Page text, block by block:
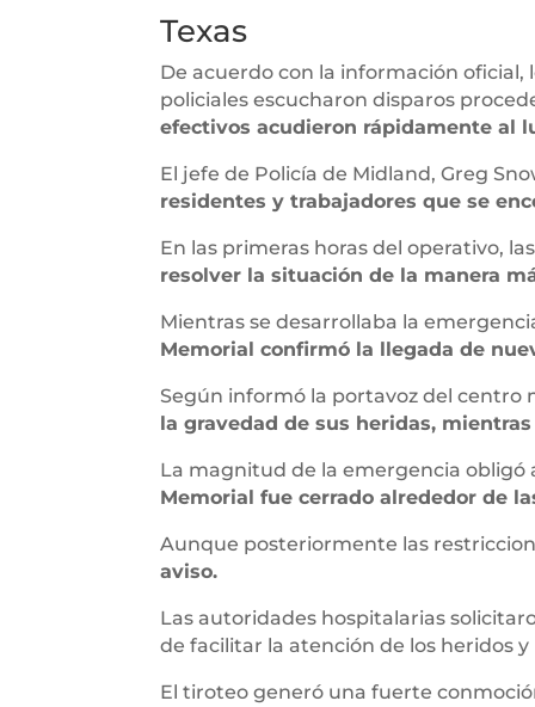
Texas
De acuerdo con la información
policiales escucharon disparos
efectivos acudieron rápidamente al
El jefe de Policía de Midland, Greg
residentes y trabajadores que se
En las primeras horas del operativo,
resolver la situación de la manera
Mientras se desarrollaba la
Memorial confirmó la llegada de
Según informó la portavoz del centro
la gravedad de sus heridas,
La magnitud de la emergencia obligó
Memorial fue cerrado alrededor de
Aunque posteriormente las
aviso.
Las autoridades hospitalarias
de facilitar la atención de los heridos
El tiroteo generó una fuerte